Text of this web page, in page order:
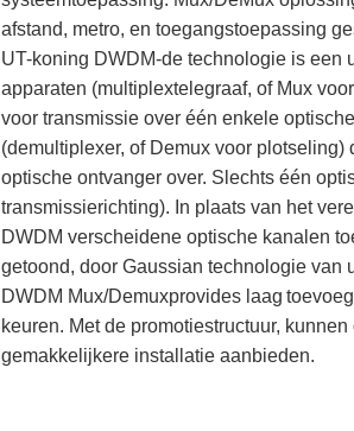
afstand, metro, en toegangstoepassing
UT-koning DWDM-de technologie is een
apparaten (multiplextelegraaf, of Mux
voor transmissie over één enkele
(demultiplexer, of Demux voor
optische ontvanger over. Slechts één
transmissierichting). In plaats van het
DWDM verscheidene optische kanalen
getoond, door Gaussian technologie van
DWDM Mux/Demuxprovides laag
keuren. Met de promotiestructuur,
gemakkelijkere installatie aanbieden.